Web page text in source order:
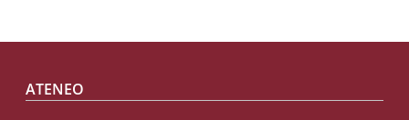
Footer menu
ATENEO